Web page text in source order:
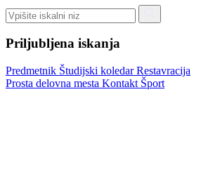
Priljubljena iskanja
Predmetnik Študijski koledarRestavracija
Prosta delovna mesta Kontakt Šport